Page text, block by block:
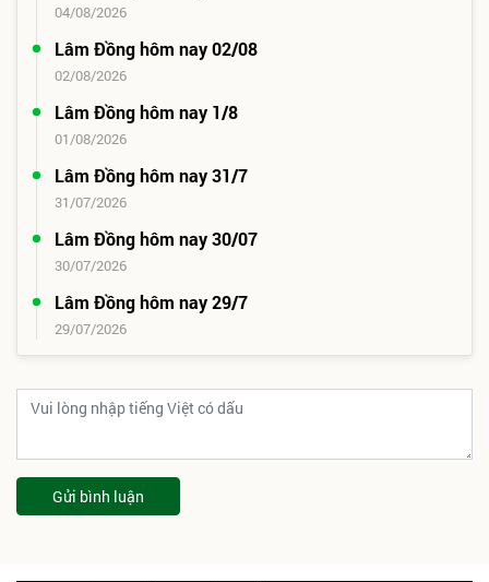
04/08/2026
Lâm Đồng hôm nay 02/08
02/08/2026
Lâm Đồng hôm nay 1/8
01/08/2026
Lâm Đồng hôm nay 31/7
31/07/2026
Lâm Đồng hôm nay 30/07
30/07/2026
Lâm Đồng hôm nay 29/7
29/07/2026
Gửi bình luận